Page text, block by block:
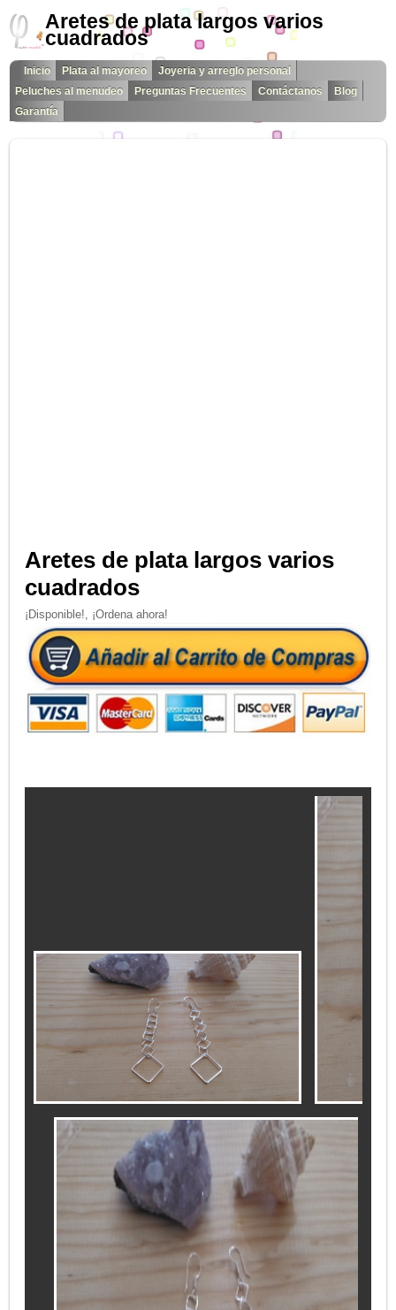
Aretes de plata largos varios
cuadrados
Inicio Plata al mayoreo
Joyeria y arreglo personal
Peluches al menudeo
Preguntas Frecuentes Contáctanos
Blog
Garantía
Aretes de plata largos varios
cuadrados
¡Disponible!, ¡Ordena ahora!